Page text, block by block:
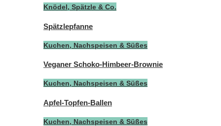
Knödel, Spätzle & Co.
Spätzlepfanne
Kuchen, Nachspeisen & Süßes
Veganer Schoko-Himbeer-Brownie
Kuchen, Nachspeisen & Süßes
Apfel-Topfen-Ballen
Kuchen, Nachspeisen & Süßes